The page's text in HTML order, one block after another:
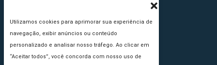
Utilizamos cookies para aprimorar sua experiência de
navegação, exibir anúncios ou conteúdo
personalizado e analisar nosso tráfego. Ao clicar em
“Aceitar todos”, você concorda com nosso uso de
Princípios Editoriais